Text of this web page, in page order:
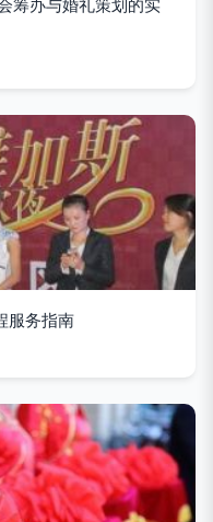
筹办与婚礼策划的实
服务指南